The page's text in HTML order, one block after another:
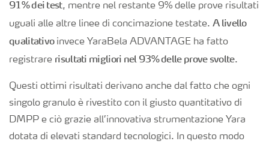
91% dei test, mentre nel restante 9% delle prove risultati
uguali alle altre linee di concimazione testate. A livello
qualitativoinvece YaraBela ADVANTAGE ha fatto
registrare risultati migliori nel 93% delle prove svolte.
Questi ottimi risultati derivano anche dal fatto che ogni
singolo granulo è rivestito con il giusto quantitativo di
DMPP e ciò grazie all’innovativa strumentazione Yara
dotata di elevati standard tecnologici. In questo modo